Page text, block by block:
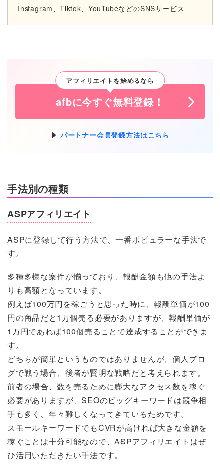
Instagram、Tiktok、YouTubeなどのSNSサービス
アフィリエイトを始めるなら
afbに今すぐ無料登録！
パートナー会員登録方法はこちら
手法別の種類
ASPアフィリエイト
ASPに登録して行う方法で、一番ポピュラーな手法で
す。
多種多様な案件が揃っており、報酬金額も他の手法よ
りも高額となっています。
例えば100万円を稼ごうと思った時に、報酬単価が100
円の商品だと1万個売る必要がありますが、報酬単価が
1万円であれば100個売ることで達成することができま
す。
どちらが簡単というものではありませんが、個人ブロ
グで戦う場合、後者が賢明な戦略だと考えられます。
前者の場合、数を売るために膨大なアクセス数を稼ぐ
必要がありますが、SEOのビッグキーワードは競争相
手も多く、年々難しくなってきているためです。
スモールキーワードでもCVRが高ければ大きな金額を
稼ぐことは十分可能なので、ASPアフィリエイトはぜ
ひ活用いただきたい手法です。